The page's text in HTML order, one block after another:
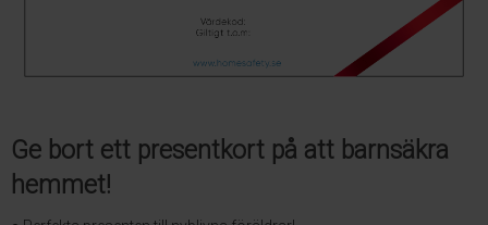
Ge bort ett presentkort på att barnsäkra
hemmet!